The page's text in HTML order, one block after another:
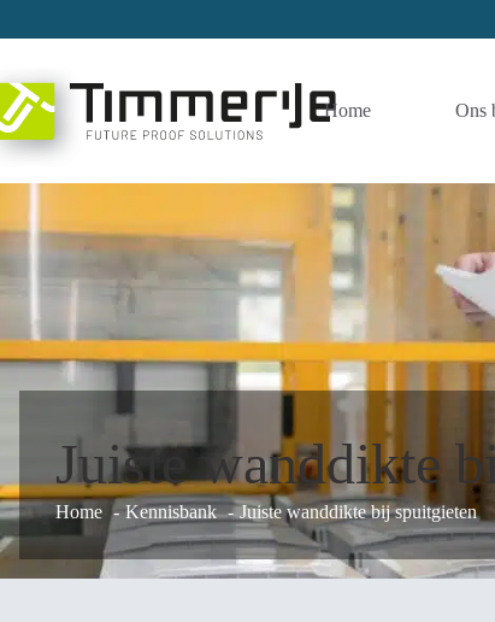
Home Ons
Juiste wanddikte
Home Kennisbank Juiste wanddikte bij spuitgieten